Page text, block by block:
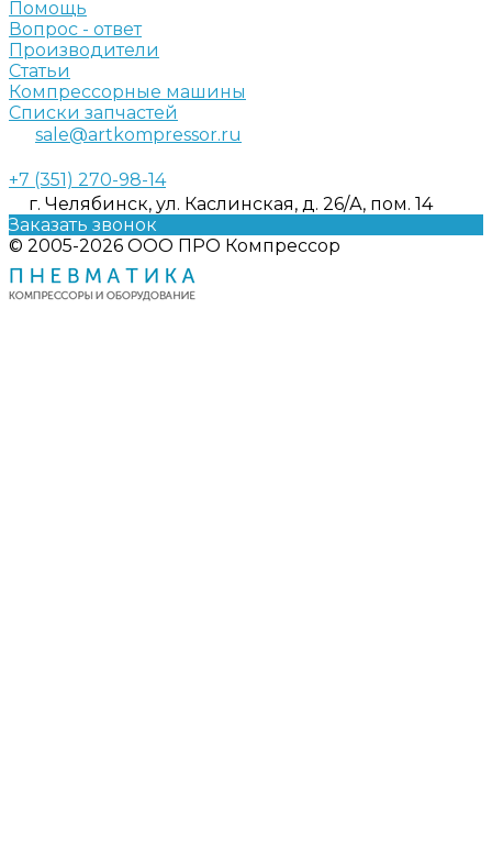
Помощь
Вопрос - ответ
Производители
Статьи
Компрессорные машины
Списки запчастей
sale@artkompressor.ru
+7 (351) 270-98-14
г. Челябинск, ул. Каслинская, д. 26/А, пом. 14
Заказать звонок
© 2005-2026 ООО ПРО Компрессор